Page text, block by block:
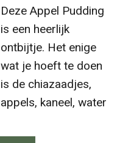
Deze Appel Pudding
is een heerlijk
ontbijtje. Het enige
wat je hoeft te doen
is de chiazaadjes,
appels, kaneel, water